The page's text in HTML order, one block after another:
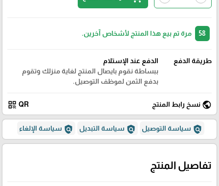
مرة تم بيع هذا المنتج لأشخاص آخرين.
طريقة الدفع
الدفع عند الإستلام
ببساطة نقوم بايصال المنتج لغاية منزلك وتقوم
بدفع الثمن لموظف التوصيل.
public نسخ رابط المنتج QR
qr_code
policy سياسة التوصيل policy سياسة التبديل policy سياسة الإلغاء
تفاصيل المنتج